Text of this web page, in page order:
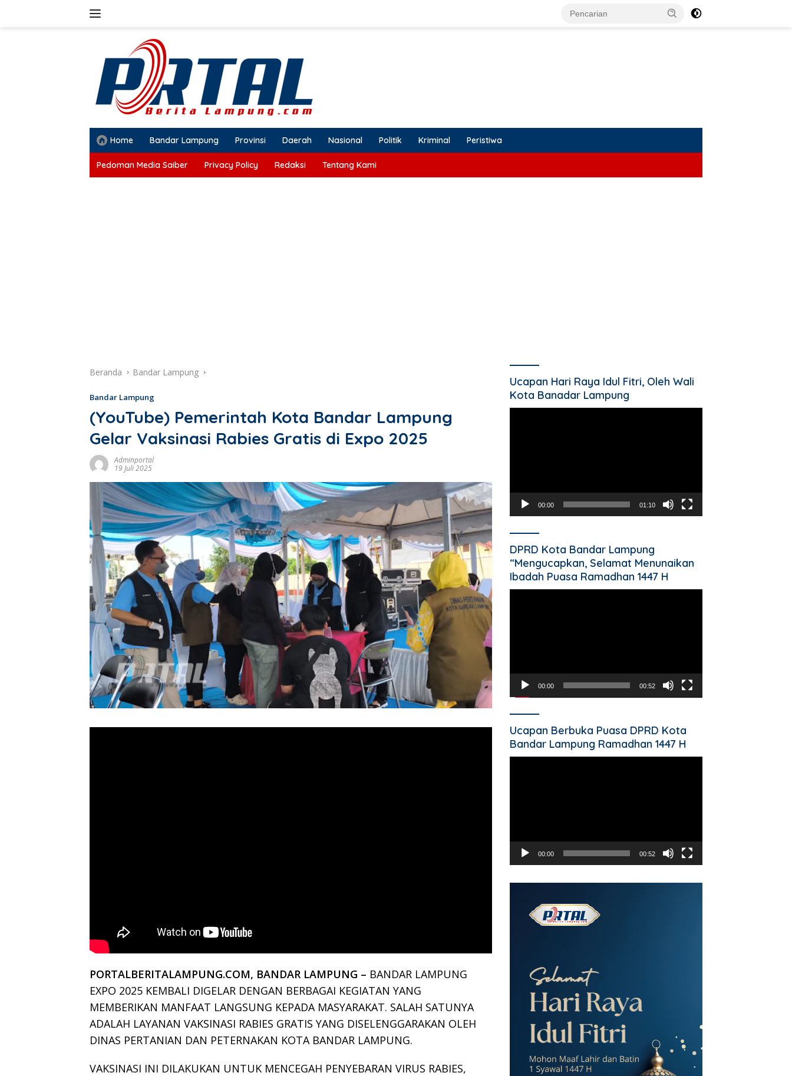
Home Bandar Lampung Provinsi Daerah Nasional Politik Kriminal Peristiwa
Pedoman Media Saiber Privacy Policy Redaksi Tentang Kami
Beranda Bandar Lampung
Bandar Lampung
(YouTube) Pemerintah Kota Bandar Lampung
Gelar Vaksinasi Rabies Gratis di Expo 2025
Adminportal
19 Juli 2025
PORTALBERITALAMPUNG.COM, BANDAR LAMPUNG – BANDAR LAMPUNG
EXPO 2025 KEMBALI DIGELAR DENGAN BERBAGAI KEGIATAN YANG
MEMBERIKAN MANFAAT LANGSUNG KEPADA MASYARAKAT. SALAH SATUNYA
ADALAH LAYANAN VAKSINASI RABIES GRATIS YANG DISELENGGARAKAN OLEH
DINAS PERTANIAN DAN PETERNAKAN KOTA BANDAR LAMPUNG.
VAKSINASI INI DILAKUKAN UNTUK MENCEGAH PENYEBARAN VIRUS RABIES,
Ucapan Hari Raya Idul Fitri, Oleh Wali
Kota Banadar Lampung
00:00 01:10
DPRD Kota Bandar Lampung
“Mengucapkan, Selamat Menunaikan
Ibadah Puasa Ramadhan 1447 H
00:00 00:52
Ucapan Berbuka Puasa DPRD Kota
Bandar Lampung Ramadhan 1447 H
00:00 00:52